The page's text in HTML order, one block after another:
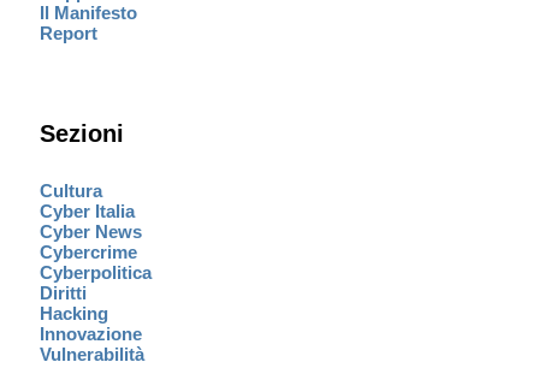
Il Manifesto
Report
Sezioni
Cultura
Cyber Italia
Cyber News
Cybercrime
Cyberpolitica
Diritti
Hacking
Innovazione
Vulnerabilità